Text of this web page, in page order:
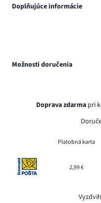
Doplňujúce informácie
Možnosti doručenia
Doprava zdarma pri
Platobná karta
2,99 €